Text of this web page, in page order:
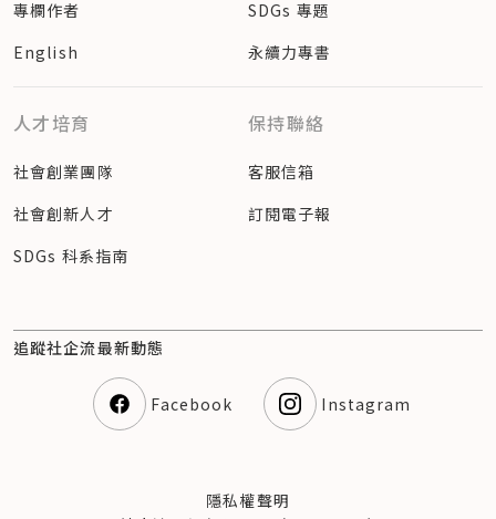
專欄作者
English
SDGs 專題
永續力專書
人才培育
社會創業團隊
社會創新人才
SDGs 科系指南
保持聯絡
客服信箱
訂閱電子報
追蹤社企流最新動態
Facebook Instagram
隱私權聲明